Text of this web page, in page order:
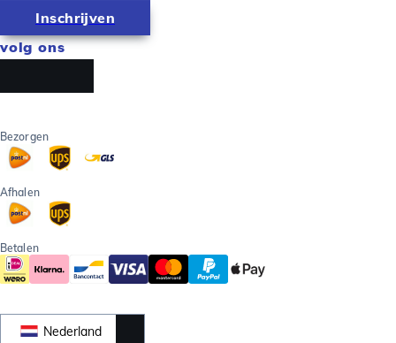
Inschrijven
volg ons
Bezorgen
Afhalen
Betalen
Nederland